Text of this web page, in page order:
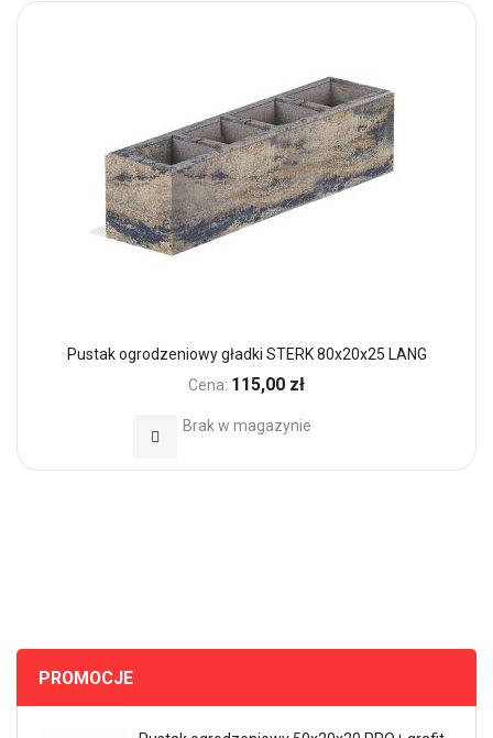
Pustak ogrodzeniowy gładki STERK 80x20x25 LANG
Cena: 115,00 zł
Brak w magazynie
Dodaj do Ulubionych
PROMOCJE